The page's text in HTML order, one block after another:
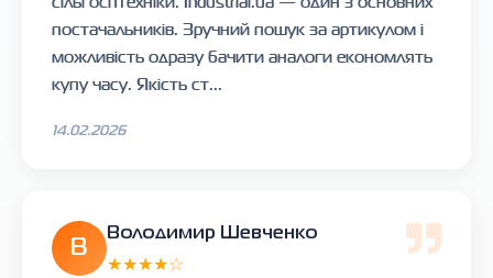
постачальників. Зручний пошук за артикулом і
можливість одразу бачити аналоги економлять
купу часу. Якість ст...
14.02.2026
В
Володимир Шевченко
★★★★☆